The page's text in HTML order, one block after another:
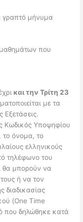
γραπτό μήνυμα
που
και την Τρίτη 23
με τα
Εξετάσεις.
Κωδικός Υποψηφίου
το όνομα, το
ελληνικούς
τηλέφωνο του
θα μπορούν να
ή να τον
διαδικασίας
(One Time
που δηλώθηκε κατά